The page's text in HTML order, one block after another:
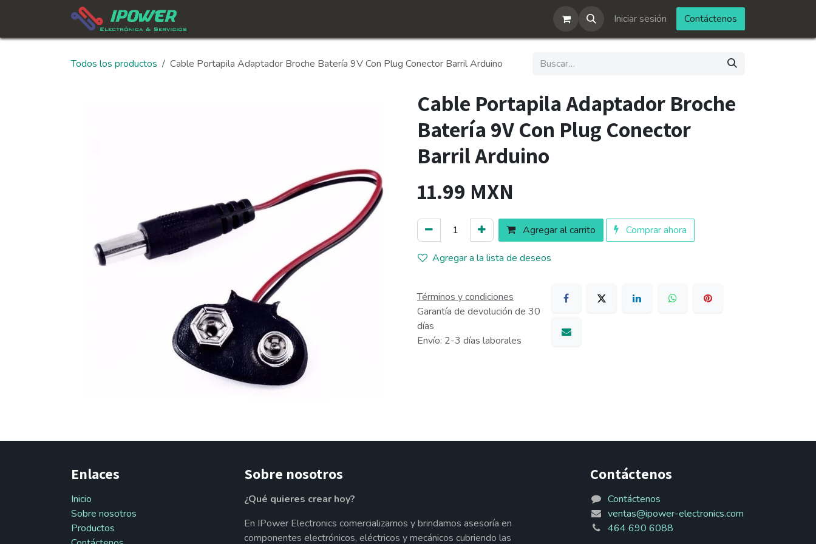
Iniciar sesión Contáctenos
Todos los productos Cable Portapila Adaptador Broche Batería 9V Con Plug Conector Barril Arduino
Cable Portapila Adaptador Broche
Batería 9V Con Plug Conector
Barril Arduino
11.99 MXN
Agregar al carrito Comprar ahora
Agregar a la lista de deseos
Términos y condiciones
Garantía de devolución de 30
días
Envío: 2-3 días laborales
Enlaces
Inicio
Sobre nosotros
Productos
Sobre nosotros
¿Qué quieres crear hoy?
En IPower Electronics comercializamos y brindamos asesoría en
componentes electrónicos, eléctricos y mecánicos cubriendo las
Contáctenos
Contáctenos
ventas@ipower-electronics.com
464 690 6088